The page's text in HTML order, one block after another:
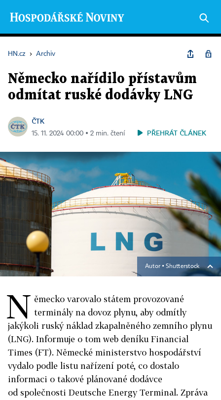
HN.cz › Archiv
Německo nařídilo přístavům
odmítat ruské dodávky LNG
ČTK
15. 11. 2024 00:00 ▪ 2 min. čtení PŘEHRÁT ČLÁNEK
Autor ▪ Shutterstock
N ěmecko varovalo státem provozované
terminály na dovoz plynu, aby odmítly
jakýkoli ruský náklad zkapalněného zemního plynu
(LNG). Informuje o tom web deníku Financial
Times (FT). Německé ministerstvo hospodářství
vydalo podle listu nařízení poté, co dostalo
informaci o takové plánované dodávce
od společnosti Deutsche Energy Terminal. Zpráva